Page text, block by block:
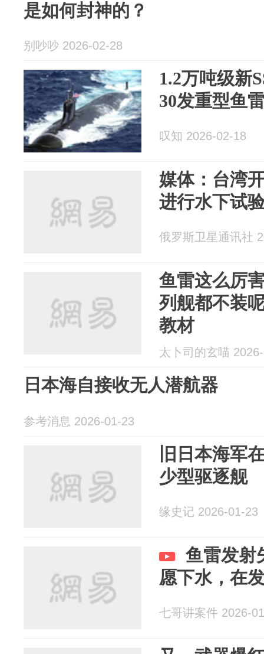
是如何封神的？
别吵吵 2026-02-28
1.2万吨级新
30发重型鱼
叹知 2026-02-18
媒体：台湾
进行水下试
俄罗斯卫星通讯社
鱼雷这么厉
列舰都不装
教材
太卜司的玄喵
日本海自接收无人潜航器
参考消息 2026-01-23
旧日本海军
少型驱逐舰
缘史记 2026-01-23
鱼雷发射
愿下水，在
七哥讲案件 2026-